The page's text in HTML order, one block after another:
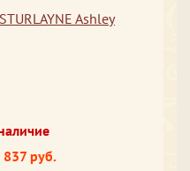
Ashley
руб.